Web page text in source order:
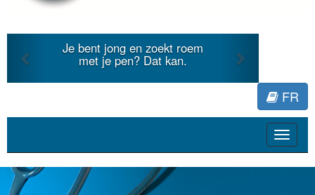
Je duidt internationale
literatuur voor Minerva.
Previous
FR
Toggle